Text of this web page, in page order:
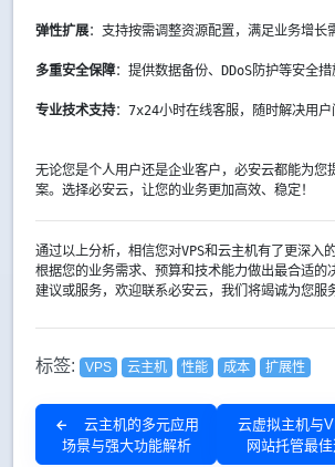
弹性扩展：支持按需调整资源配置，满足业务增长
多重安全保障：提供数据备份、DDoS防护等安全措
专业技术支持：7x24小时在线客服，随时解决用户
无论您是个人用户还是企业客户，必安云都能为您
案。选择必安云，让您的业务更加高效、稳定！
通过以上分析，相信您对VPS和云主机有了更深入
根据您的业务需求、预算和技术能力做出最合适的
建议或服务，欢迎联系必安云，我们将竭诚为您服
标签: VPS 云主机 性能 成本 扩展性
云主机的多元应用
场景与强大功能解析
云虚拟主机与
网站托管最